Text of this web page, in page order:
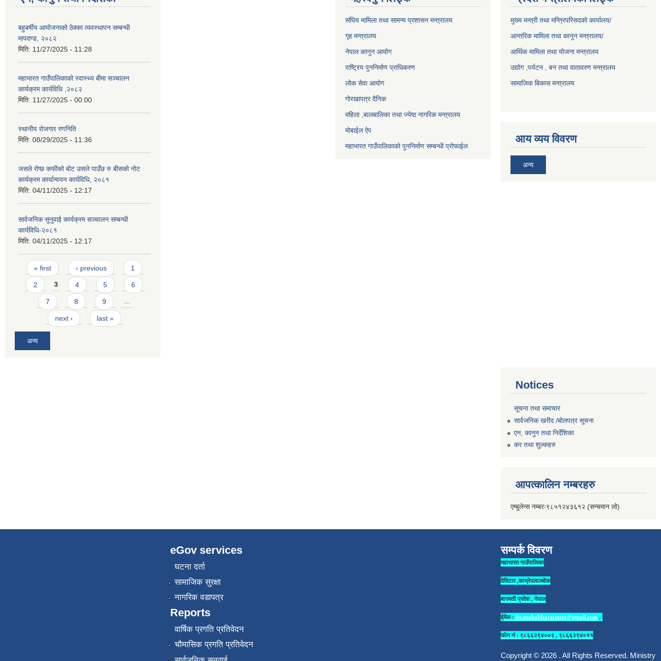
बहुबर्षीय आयोजनाको ठेक्का व्यवस्थापन सम्बन्धी
मापदण्ड, २०८२
मिति: 11/27/2025 - 11:28
महाभारत गाउँपालिकाको स्वास्थ्य बीमा सञ्चालन
कार्यक्रम कार्यविधि ,२०८२
मिति: 11/27/2025 - 00:00
स्थानीय रोजगार रणनिति
मिति: 08/29/2025 - 11:36
जसले रोप्छ कफीको बोट उसले पाउँछ रु बीसको नोट
कार्यक्रम कार्यान्वयन कार्यविधि, २०८१
मिति: 04/11/2025 - 12:17
सार्वजनिक सुनुवाई कार्यक्रम सञ्चालन सम्बन्धी
कार्यविधि-२०८१
मिति: 04/11/2025 - 12:17
Pages
« first ‹ previous 1
2 3 4 5 6
7 8 9 …
next › last »
अन्य
संघिय मामिला तथा सामन्य प्रशासन मन्त्रालय
गृह मन्त्रालय
नेपाल कानुन आयोग
राष्ट्रिय पुननिर्माण प्राधिकरण
लोक सेवा आयोग
गोरखापत्र दैनिक
महिला ,बालबालिका तथा ज्येष्ठ नागरिक मन्त्रालय
मोबाईल ऐप
महाभारत गाउँपालिकाको पुननिर्माण सम्बन्धी प्रोफाईल
मुख्य मन्त्री तथा मन्त्रिपरिसदको कार्यालय/
आन्तरिक मामिला तथा कानून मन्त्रालय/
आर्थिक मामिला तथा योजना मन्त्रालय
उद्योग ,पर्यटन , बन तथा वातावरण मन्त्रालय
सामाजिक बिकास मन्त्रालय
आय व्यय विवरण
अन्य
Notices
सूचना तथा समाचार
सार्वजनिक खरीद /बोलपत्र सूचना
एन, कानुन तथा निर्देशिका
कर तथा शुल्कहरु
आपत्कालिन नम्बरहरु
एम्बुलेन्स नम्बरः९८५१२४३६१२ (सन्चमान लो)
eGov services
घटना दर्ता
सामाजिक सुरक्षा
नागरिक वडापत्र
Reports
वार्षिक प्रगति प्रतिवेदन
चौमासिक प्रगति प्रतिवेदन
सम्पर्क विवरण
महाभारत गाउँपालिका
देविटार ,काभ्रेपलाञ्चोक
बागमती प्रदेश , नेपाल
ईमेल : ito.mahabharatmun@gmail.com,
फोन नं : ९८६६२९४००९ , ९८६६२९४०११
Copyright © 2026 . All Rights Reserved. Ministry